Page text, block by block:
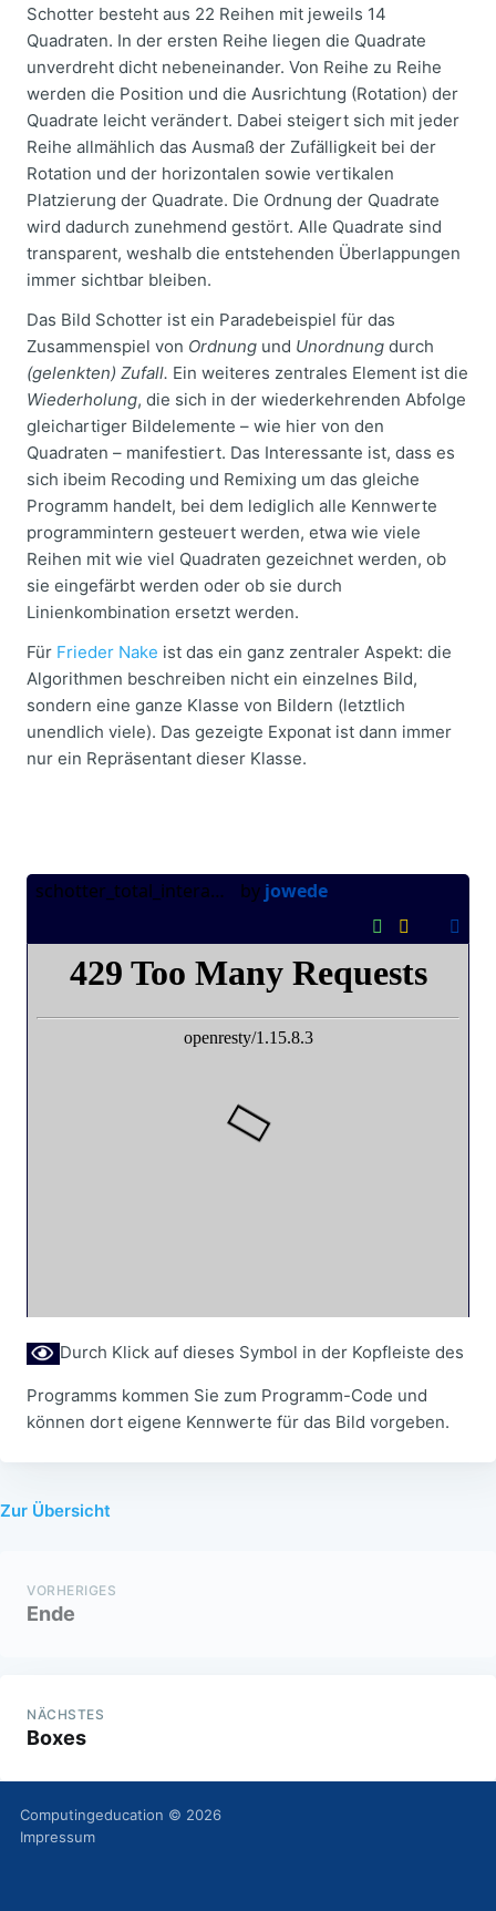
Schotter besteht aus 22 Reihen mit jeweils 14
Quadraten. In der ersten Reihe liegen die Quadrate
unverdreht dicht nebeneinander. Von Reihe zu Reihe
werden die Position und die Ausrichtung (Rotation) der
Quadrate leicht verändert. Dabei steigert sich mit jeder
Reihe allmählich das Ausmaß der Zufälligkeit bei der
Rotation und der horizontalen sowie vertikalen
Platzierung der Quadrate. Die Ordnung der Quadrate
wird dadurch zunehmend gestört. Alle Quadrate sind
transparent, weshalb die entstehenden Überlappungen
immer sichtbar bleiben.
Das Bild Schotter ist ein Paradebeispiel für das
Zusammenspiel von Ordnung und Unordnung durch
(gelenkten) Zufall. Ein weiteres zentrales Element ist die
Wiederholung, die sich in der wiederkehrenden Abfolge
gleichartiger Bildelemente – wie hier von den
Quadraten – manifestiert. Das Interessante ist, dass es
sich ibeim Recoding und Remixing um das gleiche
Programm handelt, bei dem lediglich alle Kennwerte
programmintern gesteuert werden, etwa wie viele
Reihen mit wie viel Quadraten gezeichnet werden, ob
sie eingefärbt werden oder ob sie durch
Linienkombination ersetzt werden.
Für Frieder Nake ist das ein ganz zentraler Aspekt: die
Algorithmen beschreiben nicht ein einzelnes Bild,
sondern eine ganze Klasse von Bildern (letztlich
unendlich viele). Das gezeigte Exponat ist dann immer
nur ein Repräsentant dieser Klasse.
Durch Klick auf dieses Symbol in der Kopfleiste des
Programms kommen Sie zum Programm-Code und
können dort eigene Kennwerte für das Bild vorgeben.
Zur Übersicht
VORHERIGES
Ende
NÄCHSTES
Boxes
Computingeducation © 2026
Impressum